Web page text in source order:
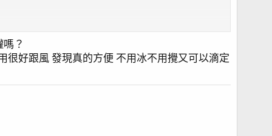
？
好跟風 發現真的方便 不用冰不用攪又可以滴定